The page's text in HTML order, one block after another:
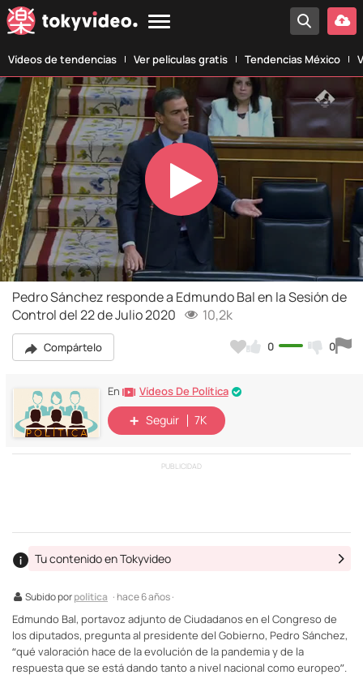
Vídeos de tendencias Ver películas gratis Tendencias México
Play
Video
Pedro Sánchez responde a Edmundo Bal en la Sesión de
Control del 22 de Julio 2020
10,2k
Compártelo 0 0
En Vídeos De Política
Seguir 7K
PUBLICIDAD
Subido porpolitica · hace 6 años ·
Tu contenido en Tokyvideo
Edmundo Bal, portavoz adjunto de Ciudadanos en el Congreso de
los diputados, pregunta al presidente del Gobierno, Pedro Sánchez,
“qué valoración hace de la evolución de la pandemia y de la
respuesta que se está dando tanto a nivel nacional como europeo”.